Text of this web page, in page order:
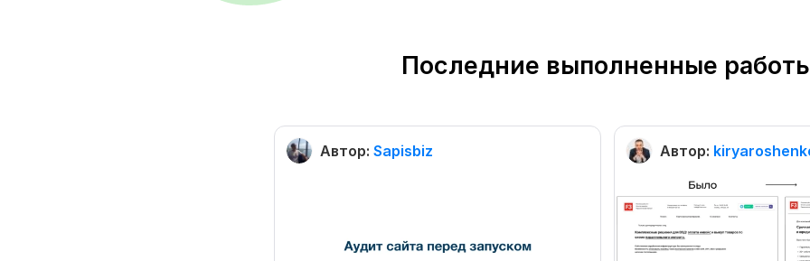
Последние выполненные
Автор: Sapisbiz Автор: